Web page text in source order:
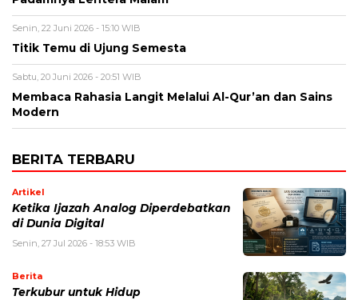
Senin, 22 Juni 2026 - 15:10 WIB
Titik Temu di Ujung Semesta
Sabtu, 20 Juni 2026 - 20:51 WIB
Membaca Rahasia Langit Melalui Al-Qur’an dan Sains
Modern
BERITA TERBARU
Artikel
Ketika Ijazah Analog Diperdebatkan
di Dunia Digital
Senin, 27 Jul 2026 - 18:53 WIB
Berita
Terkubur untuk Hidup